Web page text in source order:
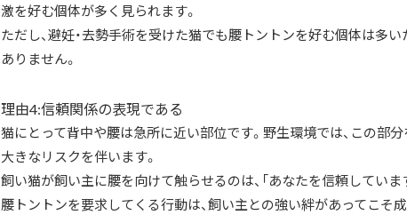
激を好む個体が多く見られます。
ただし、避妊・去勢手術を受けた猫でも腰トントンを好む個体は多
ありません。
理由4:信頼関係の表現である
猫にとって背中や腰は急所に近い部位です。野生環境では、この部
大きなリスクを伴います。
飼い猫が飼い主に腰を向けて触らせるのは、「あなたを信頼していま
腰トントンを要求してくる行動は、飼い主との強い絆があってこそ